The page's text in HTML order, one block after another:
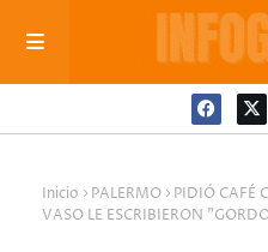
Inicio PALERMO
PIDIÓ CAFÉ
VASO LE ESCRIBIERON